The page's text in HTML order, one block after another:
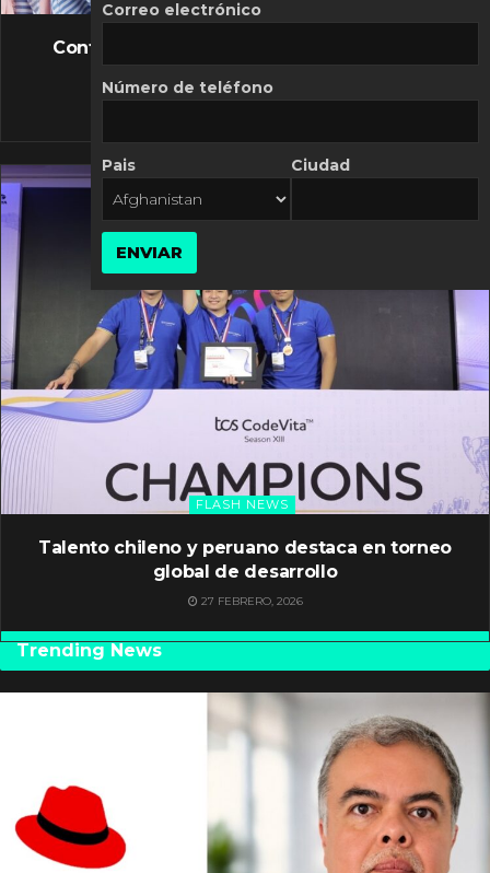
FLASH NEWS
Controversia de Mercado Libre por costos
10 MARZO, 2026
FLASH NEWS
Talento chileno y peruano destaca en torneo
global de desarrollo
27 FEBRERO, 2026
Trending News
Correo electrónico
Número de teléfono
Pais Ciudad
ENVIAR